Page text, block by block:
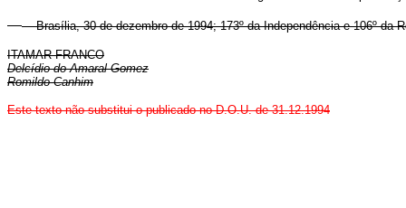
Brasília, 30 de dezembro de 1994; 173º da Independência e 106º da
ITAMAR FRANCO
Delcídio do Amaral Gomez
Romildo Canhim
Este texto não substitui o publicado no D.O.U. de 31.12.1994